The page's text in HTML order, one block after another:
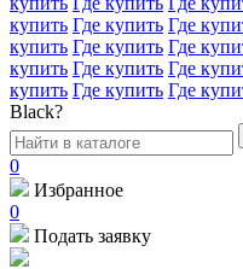
купить Где купить Где
купить Где купить Где
купить Где купить Где
купить Где купить Где
Black?
0
Избранное
0
Подать заявку